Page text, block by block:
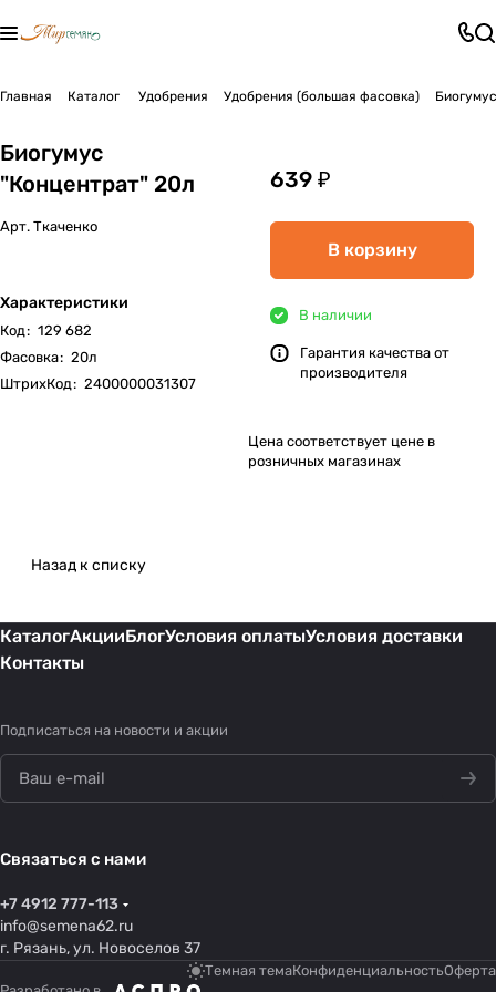
Главная Каталог Удобрения Удобрения (большая фасовка)
Биогумус
"Концентрат" 20л
Арт. Ткаченко
Характеристики
Код: 129 682
Фасовка: 20л
ШтрихКод: 2400000031307
639 ₽
В корзину
В наличии
Гарантия качества от
производителя
Цена соответствует цене в
розничных магазинах
Назад к списку
КаталогАкцииБлогУсловия оплатыУсловия доставки
Контакты
Подписаться на новости и акции
Связаться с нами
+7 4912 777-113
info@semena62.ru
г. Рязань, ул. Новоселов 37
Темная темаКонфиденциальностьОферта